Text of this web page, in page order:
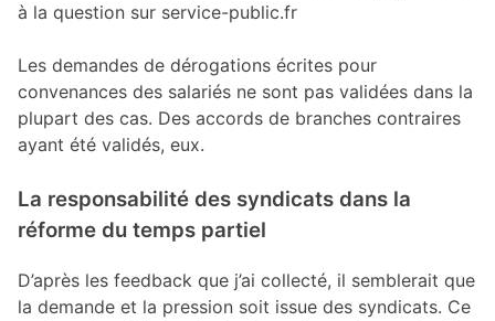
à la question sur service-public.fr
Les demandes de dérogations écrites pour
convenances des salariés ne sont pas validées dans la
plupart des cas. Des accords de branches contraires
ayant été validés, eux.
La responsabilité des syndicats dans la
réforme du temps partiel
D’après les feedback que j’ai collecté, il semblerait que
la demande et la pression soit issue des syndicats. Ce